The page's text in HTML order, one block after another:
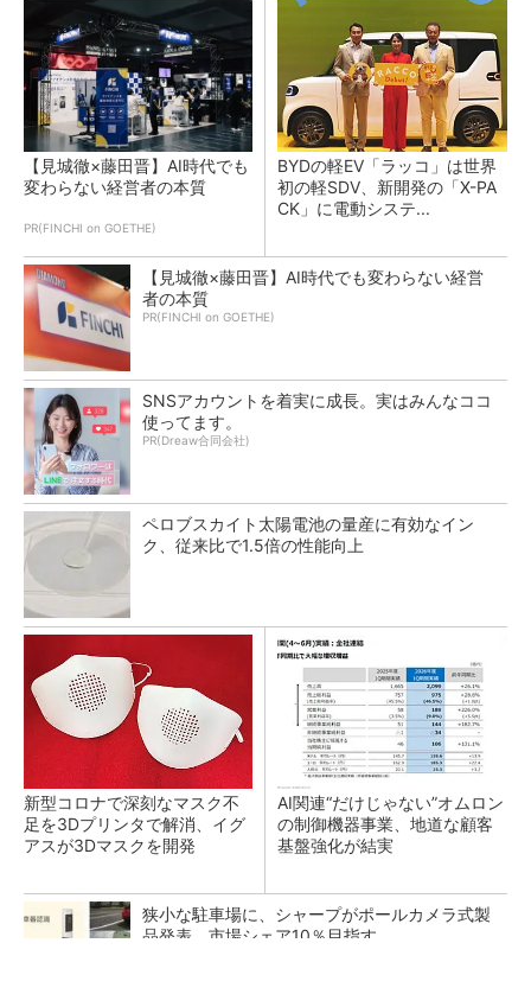
【見城徹×藤田晋】AI時代でも
変わらない経営者の本質
PR(FINCHI on GOETHE)
BYDの軽EV「ラッコ」は世界
初の軽SDV、新開発の「X-PA
CK」に電動システ...
【見城徹×藤田晋】AI時代でも変わらない経営
者の本質
PR(FINCHI on GOETHE)
SNSアカウントを着実に成長。実はみんなココ
使ってます。
PR(Dreaw合同会社)
ペロブスカイト太陽電池の量産に有効なイン
ク、従来比で1.5倍の性能向上
新型コロナで深刻なマスク不
足を3Dプリンタで解消、イグ
アスが3Dマスクを開発
AI関連“だけじゃない”オムロン
の制御機器事業、地道な顧客
基盤強化が結実
狭小な駐車場に、シャープがポールカメラ式製
品発表 市場シェア10％目指す